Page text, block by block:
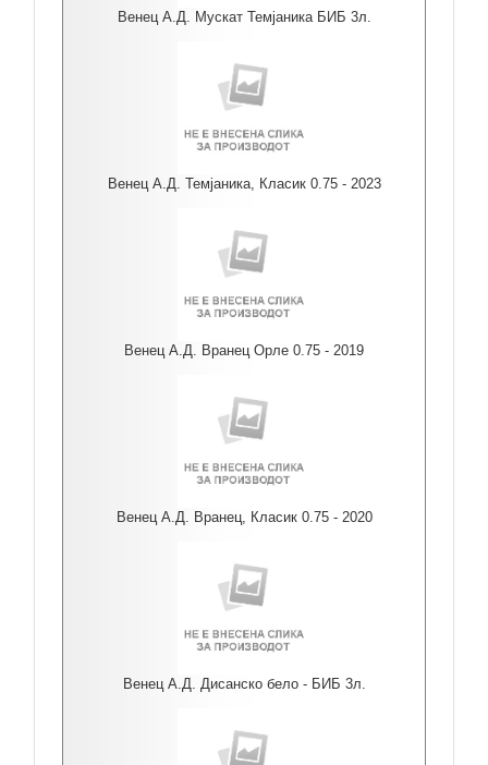
Венец А.Д. Мускат Темјаника БИБ 3л.
Венец А.Д. Темјаника, Класик 0.75 - 2023
Венец А.Д. Вранец Орле 0.75 - 2019
Венец А.Д. Вранец, Класик 0.75 - 2020
Венец А.Д. Дисанско бело - БИБ 3л.